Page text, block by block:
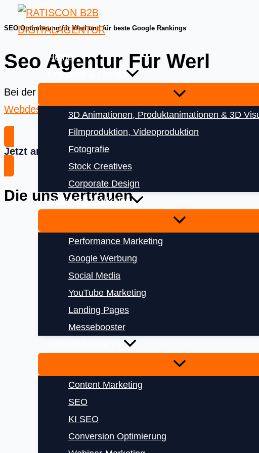
Skip
to
Home
Creatives & Design
3D Animationen, Produktanimationen & 3D
Filmproduktion, Videoproduktion
Fotografie
Stock Creatives
Corporate Design
Outbound Marketing
Performance Marketing
Google Werbung
Social Media
YouTube Marketing
Landing Pages
Messebooster
Content Marketing
SEO
KI SEO
Conversion Optimierung
SEO Optimierung für Werl und für beste Google Rankings
Seo Agentur Für Werl
Bei der bekommen Sie das
WebdesignundDigitalisierung
Jetzt anfragen
Die uns vertrauen